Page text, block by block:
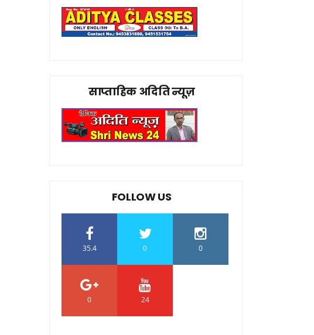
साप्ताहिक अदिति न्यूज़
FOLLOW US
35.4 0 0
0 24